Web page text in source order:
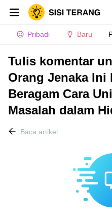
Pribadi Baru
Tulis komentar
Orang Jenaka Ini
Beragam Cara
Masalah dalam
Baca artikel